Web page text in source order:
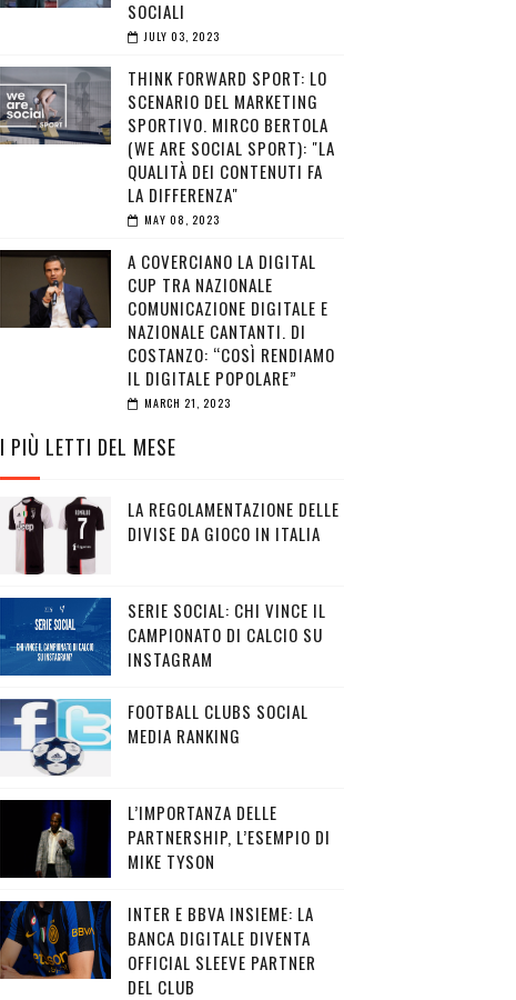
SOCIALI
JULY 03, 2023
THINK FORWARD SPORT: LO
SCENARIO DEL MARKETING
SPORTIVO. MIRCO BERTOLA
(WE ARE SOCIAL SPORT): "LA
QUALITÀ DEI CONTENUTI FA
LA DIFFERENZA"
MAY 08, 2023
A COVERCIANO LA DIGITAL
CUP TRA NAZIONALE
COMUNICAZIONE DIGITALE E
NAZIONALE CANTANTI. DI
COSTANZO: “COSÌ RENDIAMO
IL DIGITALE POPOLARE”
MARCH 21, 2023
I PIÙ LETTI DEL MESE
LA REGOLAMENTAZIONE DELLE
DIVISE DA GIOCO IN ITALIA
SERIE SOCIAL: CHI VINCE IL
CAMPIONATO DI CALCIO SU
INSTAGRAM
FOOTBALL CLUBS SOCIAL
MEDIA RANKING
L’IMPORTANZA DELLE
PARTNERSHIP, L’ESEMPIO DI
MIKE TYSON
INTER E BBVA INSIEME: LA
BANCA DIGITALE DIVENTA
OFFICIAL SLEEVE PARTNER
DEL CLUB